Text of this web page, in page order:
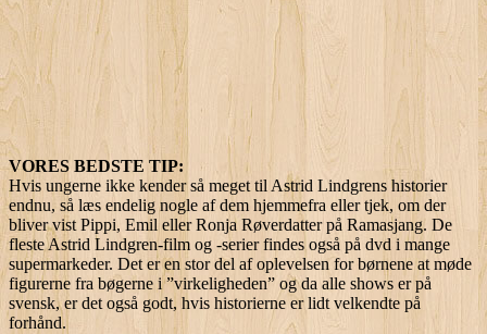
VORES BEDSTE TIP:
Hvis ungerne ikke kender så meget til Astrid Lindgrens historier
endnu, så læs endelig nogle af dem hjemmefra eller tjek, om der
bliver vist Pippi, Emil eller Ronja Røverdatter på Ramasjang. De
fleste Astrid Lindgren-film og -serier findes også på dvd i mange
supermarkeder. Det er en stor del af oplevelsen for børnene at møde
figurerne fra bøgerne i ”virkeligheden” og da alle shows er på
svensk, er det også godt, hvis historierne er lidt velkendte på
forhånd.